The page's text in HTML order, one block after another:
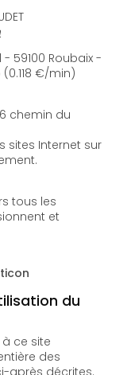
- 59100 Roubaix -
n° indigo (0.118 €/min)
chemin du
sites Internet sur
tous les
et
du
à ce site
des
après décrites.